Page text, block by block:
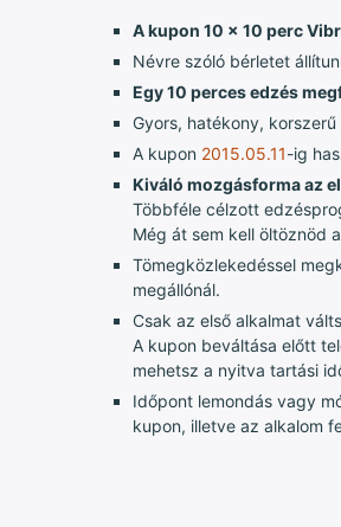
A kupon 10 x 10 perc
Névre szóló bérletet
Egy 10 perces edzés
Gyors, hatékony,
A kupon 2015.05.11-ig
Kiváló mozgásforma az
Többféle célzott
Még át sem kell öltöznöd
Tömegközlekedéssel
megállónál.
Csak az első alkalmat
A kupon beváltása előtt
mehetsz a nyitva tartási
Időpont lemondás vagy
kupon, illetve az alkalom